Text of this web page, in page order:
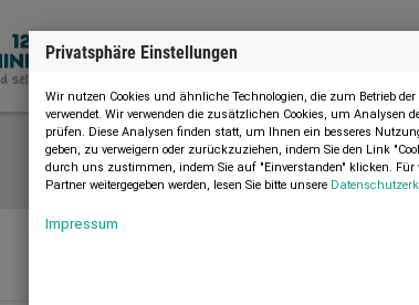
Privatsphäre Einstellungen
Wir nutzen Cookies und ähnliche Technologien, die zum Betrieb
verwendet. Wir verwenden die zusätzlichen Cookies, um
prüfen. Diese Analysen finden statt, um Ihnen ein besseres
geben, zu verweigern oder zurückzuziehen, indem Sie den Link
durch uns zustimmen, indem Sie auf "Einverstanden" klicken.
Partner weitergegeben werden, lesen Sie bitte unsere
Impressum